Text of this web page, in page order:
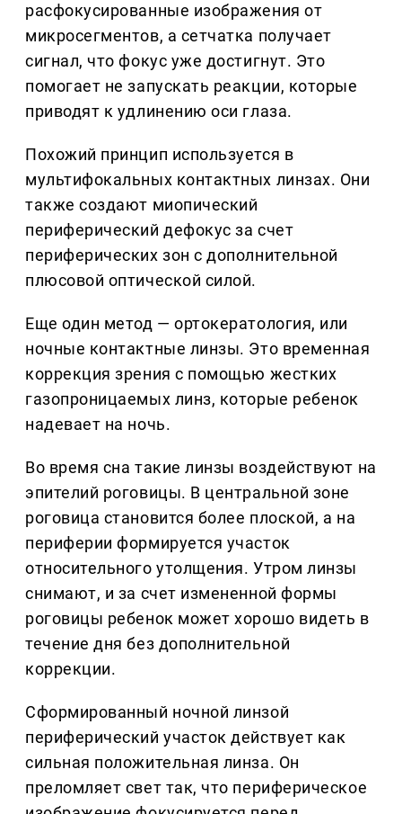
расфокусированные изображения от
микросегментов, а сетчатка получает
сигнал, что фокус уже достигнут. Это
помогает не запускать реакции, которые
приводят к удлинению оси глаза.
Похожий принцип используется в
мультифокальных контактных линзах. Они
также создают миопический
периферический дефокус за счет
периферических зон с дополнительной
плюсовой оптической силой.
Еще один метод — ортокератология, или
ночные контактные линзы. Это временная
коррекция зрения с помощью жестких
газопроницаемых линз, которые ребенок
надевает на ночь.
Во время сна такие линзы воздействуют на
эпителий роговицы. В центральной зоне
роговица становится более плоской, а на
периферии формируется участок
относительного утолщения. Утром линзы
снимают, и за счет измененной формы
роговицы ребенок может хорошо видеть в
течение дня без дополнительной
коррекции.
Сформированный ночной линзой
периферический участок действует как
сильная положительная линза. Он
преломляет свет так, что периферическое